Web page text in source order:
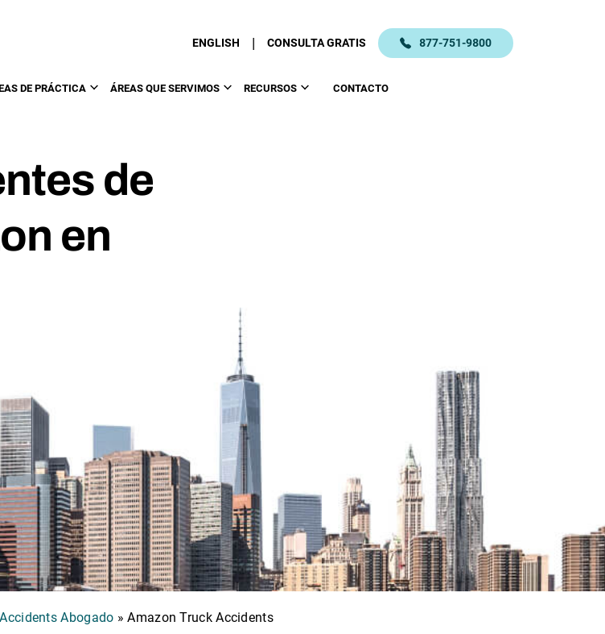
ENGLISH | CONSULTA GRATIS 877-751-9800
DE PRÁCTICA ÁREAS QUE SERVIMOS RECURSOS CONTACTO
de
en
Abogado »Amazon Truck Accidents